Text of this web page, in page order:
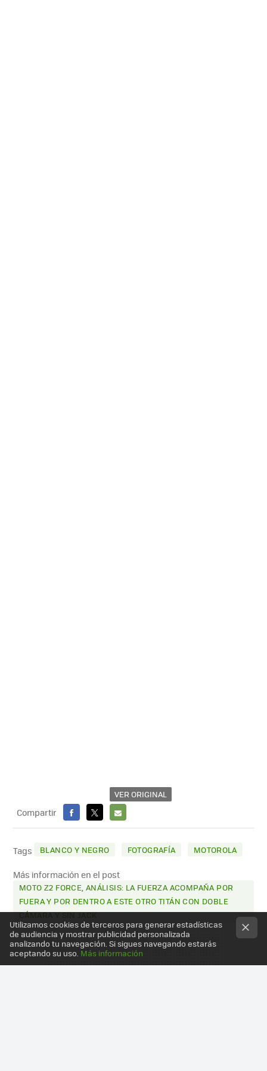
VER ORIGINAL
Compartir
FACEBOOK
X
E-
MAIL
Tags BLANCO Y NEGRO FOTOGRAFÍA MOTOROLA
Más información en el post
MOTO Z2 FORCE, ANÁLISIS: LA FUERZA ACOMPAÑA POR
FUERA Y POR DENTRO A ESTE OTRO TITÁN CON DOBLE
CÁMARA Y SIN JACK
Utilizamos cookies de terceros para generar estadísticas
de audiencia y mostrar publicidad personalizada
analizando tu navegación. Si sigues navegando estarás
aceptando su uso. Más información